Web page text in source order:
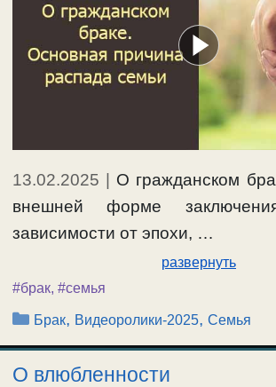
13.02.2025 | О гражданском
внешней форме
зависимости от эпохи, …
развернуть
#брак, #семья
Рубрики
Брак, Видеоролики-2025,Семья
О влюбленности